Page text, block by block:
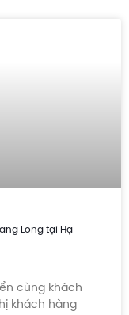
Long tại Hạ
cùng khách
khách hàng